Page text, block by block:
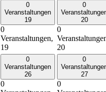
0
Veranstaltungen
19
0
Veranstaltungen,
19
0
20
0
20
0
Veranstaltungen
26
0
0
27
0